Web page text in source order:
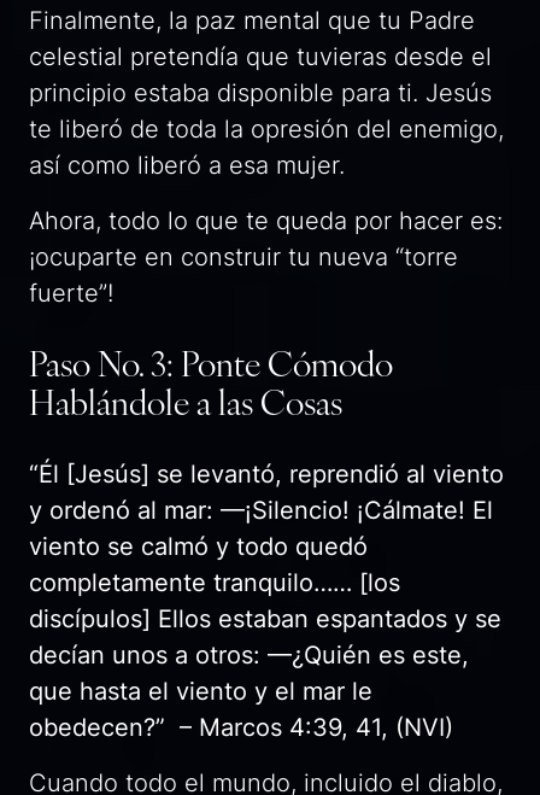
Finalmente, la paz mental que tu Padre
celestial pretendía que tuvieras desde el
principio estaba disponible para ti. Jesús
te liberó de toda la opresión del enemigo,
así como liberó a esa mujer.
Ahora, todo lo que te queda por hacer es:
¡ocuparte en construir tu nueva “torre
fuerte”!
Paso No. 3: Ponte Cómodo
Hablándole a las Cosas
“Él [Jesús] se levantó, reprendió al viento
y ordenó al mar: —¡Silencio! ¡Cálmate! El
viento se calmó y todo quedó
completamente tranquilo…… [los
discípulos] Ellos estaban espantados y se
decían unos a otros: —¿Quién es este,
que hasta el viento y el mar le
obedecen?” – Marcos 4:39, 41, (NVI)
Cuando todo el mundo, incluido el diablo,